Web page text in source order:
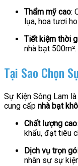
Thẩm mỹ cao:
lụa, hoa tươi
Tiết kiệm thời
nhà bạt 500m².
Tại Sao Chọn
Sự Kiện Sông Lam
cung cấp nhà bạt
Chất lượng cao
khẩu, đạt tiêu
Dịch vụ trọn
nhân sự sự